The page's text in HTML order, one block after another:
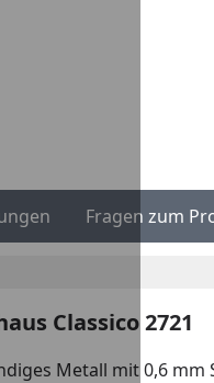
Fragen zum
Classico 2721
Metall mit 0,6 mm